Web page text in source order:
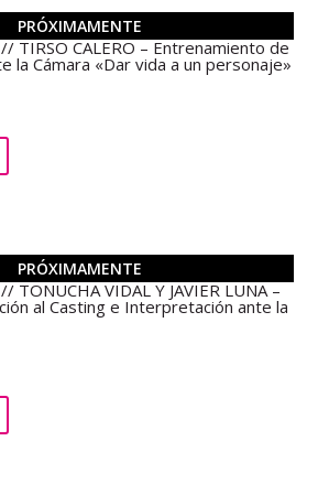
PRÓXIMAMENTE
TIRSO CALERO – Entrenamiento de
la Cámara «Dar vida a un personaje»
PRÓXIMAMENTE
TONUCHA VIDAL Y JAVIER LUNA –
al Casting e Interpretación ante la